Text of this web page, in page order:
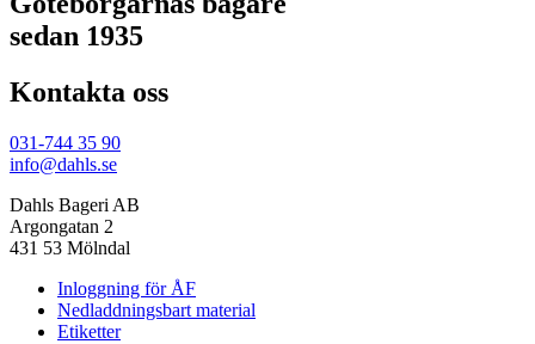
sedan 1935
Kontakta oss
031-744 35 90
info@dahls.se
Dahls Bageri AB
Argongatan 2
431 53 Mölndal
Inloggning för ÅF
Nedladdningsbart material
Etiketter